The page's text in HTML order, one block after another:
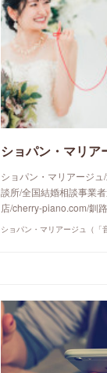
ショパン・マリアージ
談所/全国結婚相談事業
店/cherry-piano.com/釧